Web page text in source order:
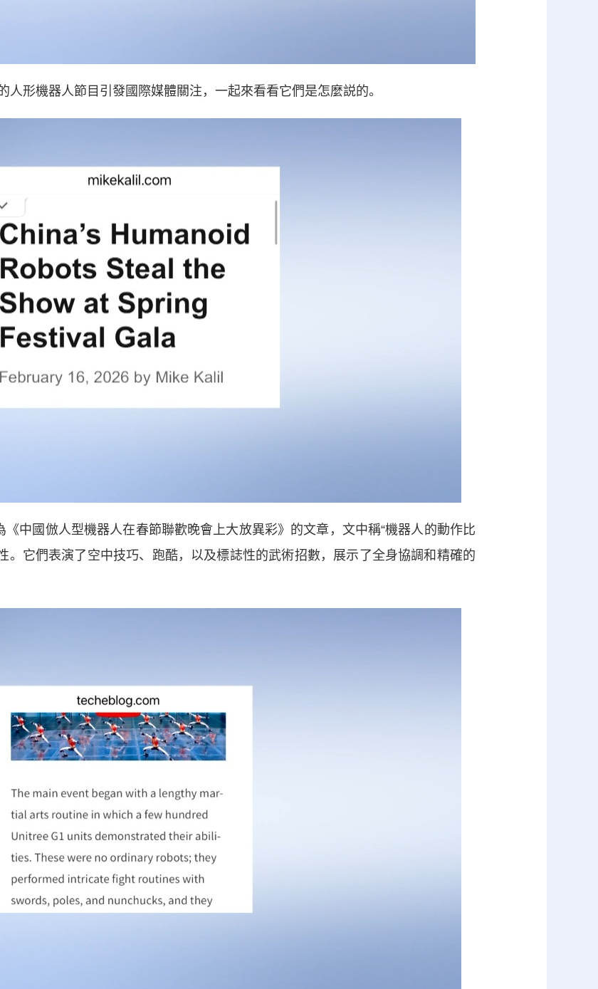
形機器人節目引發國際媒體關注，一起來看看它們是怎麼説的。
國倣人型機器人在春節聯歡晚會上大放異彩》的文章，文中稱“機器人的動作比
。它們表演了空中技巧、跑酷，以及標誌性的武術招數，展示了全身協調和精確的